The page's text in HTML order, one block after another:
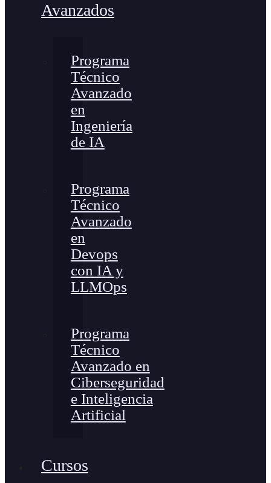
Avanzados
Programa
Técnico
Avanzado
en
Ingeniería
de IA
Programa
Técnico
Avanzado
en
Devops
con IA y
LLMOps
Programa
Técnico
Avanzado en
Ciberseguridad
e Inteligencia
Artificial
Cursos